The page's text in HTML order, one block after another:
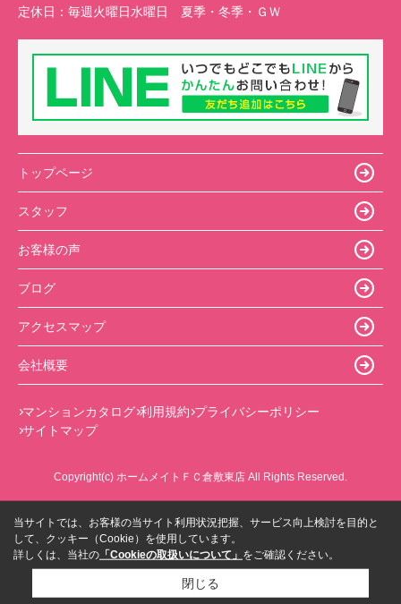
定休日： 毎週火曜日水曜日 夏季・冬季・ＧＷ
トップページ
スタッフ
お客様の声
ブログ
アクセスマップ
会社概要
マンションカタログ 利用規約 プライバシーポリシー
サイトマップ
Copyright(c) ホームメイトＦＣ倉敷東店 All Rights Reserved.
当サイトでは、お客様の当サイト利用状況把握、サービス向上検討を目的と
して、クッキー（Cookie）を使用しています。
詳しくは、当社の 「Cookieの取扱いについて」 をご確認ください。
閉じる